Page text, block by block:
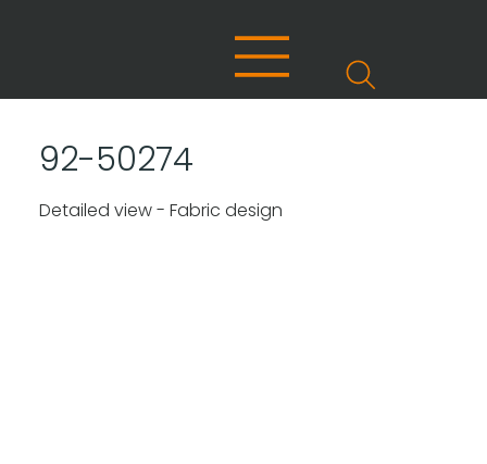
92-50274
Detailed view - Fabric design